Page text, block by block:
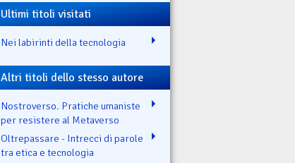
Ultimi titoli visitati
Nei labirinti della tecnologia
Altri titoli dello stesso autore
Nostroverso. Pratiche umaniste
per resistere al Metaverso
Oltrepassare - Intrecci di parole
tra etica e tecnologia